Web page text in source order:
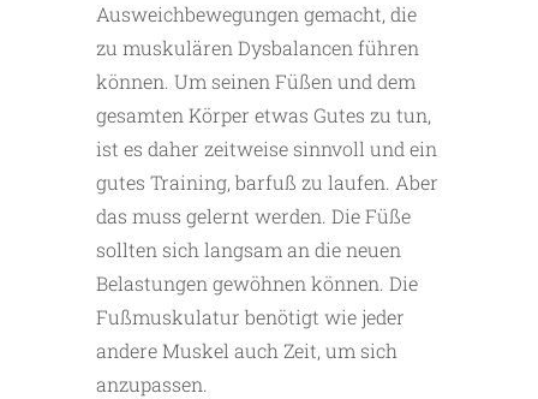
Ausweichbewegungen gemacht, die
zu muskulären Dysbalancen führen
können. Um seinen Füßen und dem
gesamten Körper etwas Gutes zu tun,
ist es daher zeitweise sinnvoll und ein
gutes Training, barfuß zu laufen. Aber
das muss gelernt werden. Die Füße
sollten sich langsam an die neuen
Belastungen gewöhnen können. Die
Fußmuskulatur benötigt wie jeder
andere Muskel auch Zeit, um sich
anzupassen.